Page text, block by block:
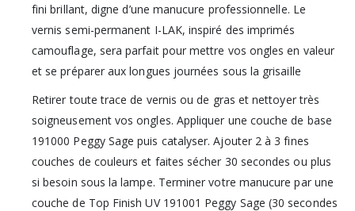
fini brillant, digne d’une manucure professionnelle. Le
vernis semi-permanent I-LAK, inspiré des imprimés
camouflage, sera parfait pour mettre vos ongles en valeur
et se préparer aux longues journées sous la grisaille
Retirer toute trace de vernis ou de gras et nettoyer très
soigneusement vos ongles. Appliquer une couche de base
191000 Peggy Sage puis catalyser. Ajouter 2 à 3 fines
couches de couleurs et faites sécher 30 secondes ou plus
si besoin sous la lampe. Terminer votre manucure par une
couche de Top Finish UV 191001 Peggy Sage (30 secondes